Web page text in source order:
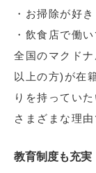
・お掃除が好き
・飲食店で働
全国のマクド
以上の方)が在
りを持ってい
さまざまな理
教育制度も充実